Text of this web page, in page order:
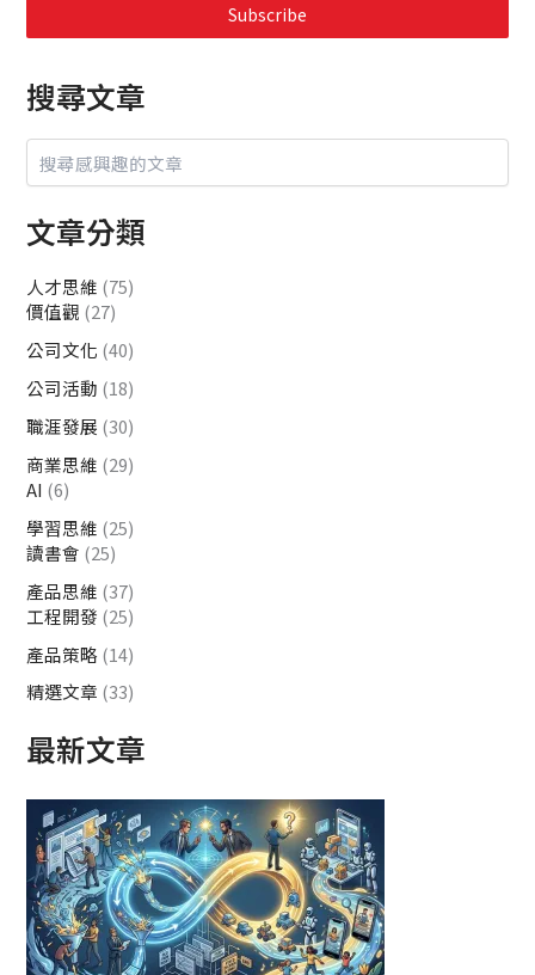
Subscribe
搜尋文章
文章分類
人才思維 (75)
價值觀 (27)
公司文化 (40)
公司活動 (18)
職涯發展 (30)
商業思維 (29)
AI (6)
學習思維 (25)
讀書會 (25)
產品思維 (37)
工程開發 (25)
產品策略 (14)
精選文章 (33)
最新文章